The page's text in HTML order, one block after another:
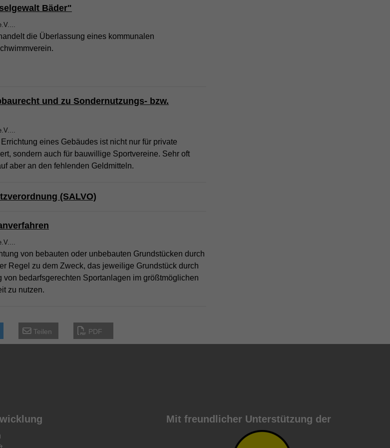
Bäder"
die Überlassung eines kommunalen
und zu Sondernutzungs- bzw.
eines Gebäudes ist nicht nur für private
sondern auch für bauwillige Sportvereine. Sehr oft
aber an den fehlenden Geldmitteln.
(SALVO)
von bebauten oder unbebauten Grundstücken durch
Regel zu dem Zweck, das jeweilige Grundstück durch
von bedarfsgerechten Sportanlagen im größtmöglichen
zu nutzen.
Teilen PDF
Mit freundlicher Unterstützung der